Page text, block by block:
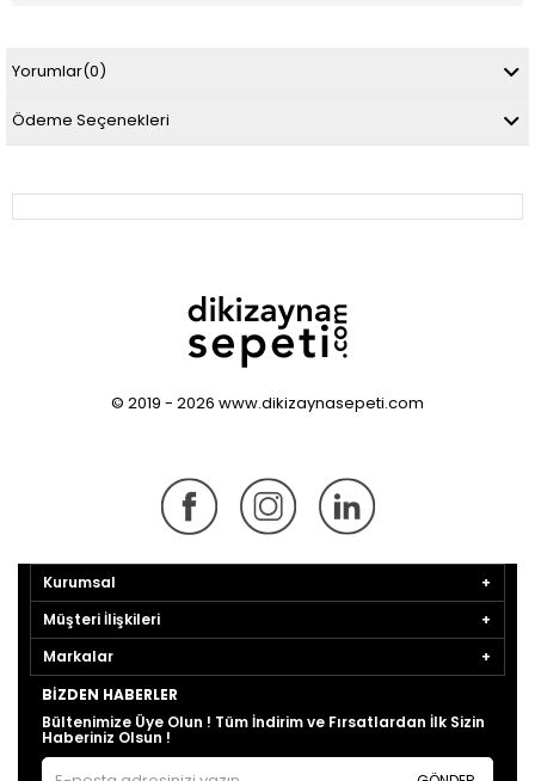
Yorumlar(0)
Ödeme Seçenekleri
© 2019 - 2026 www.dikizaynasepeti.com
Kurumsal
Müşteri İlişkileri
Markalar
BIZDEN HABERLER
Bültenimize Üye Olun ! Tüm İndirim ve Fırsatlardan İlk Sizin
Haberiniz Olsun !